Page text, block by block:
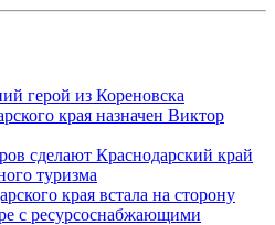
герой из Кореновска
края назначен Виктор
сделают Краснодарский край
туризма
края встала на сторону
с ресурсоснабжающими